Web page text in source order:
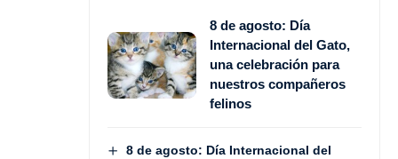
8 de agosto: Día
Internacional del Gato,
una celebración para
nuestros compañeros
felinos
8 de agosto: Día Internacional del